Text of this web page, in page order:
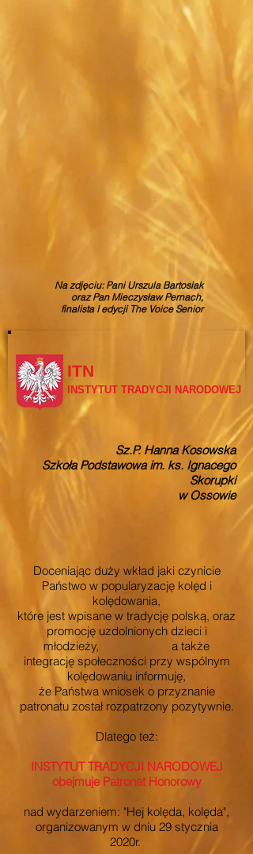
Na zdjęciu: Pani Urszula Bartosiak
oraz Pan Mieczysław Pernach,
finalista I edycji The Voice Senior
ITN
INSTYTUT TRADYCJI NARODOWEJ
Sz.P. Hanna Kosowska
Szkoła Podstawowa im. ks. Ignacego
Skorupki
w Ossowie
Doceniając duży wkład jaki czynicie
Państwo w popularyzację kolęd i
kolędowania,
które jest wpisane w tradycję polską, oraz
promocję uzdolnionych dzieci i
młodzieży, a także
integrację społeczności przy wspólnym
kolędowaniu informuję,
że Państwa wniosek o przyznanie
patronatu został rozpatrzony pozytywnie.
Dlatego też:
INSTYTUT TRADYCJI NARODOWEJ
obejmuje Patronat Honorowy
nad wydarzeniem: "Hej kolęda, kolęda",
organizowanym w dniu 29 stycznia
2020r.